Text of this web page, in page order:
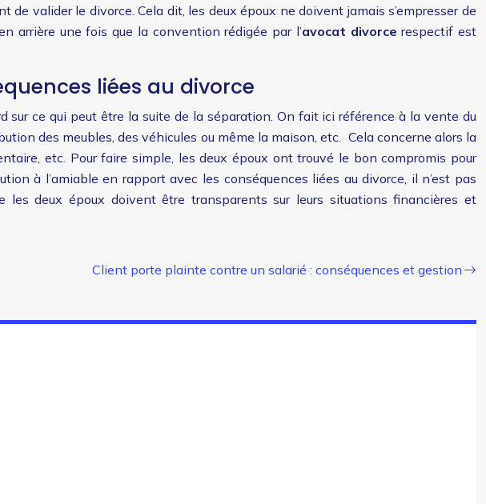
valider le divorce. Cela dit, les deux époux ne doivent jamais s’empresser de
arrière une fois que la convention rédigée par l’avocat divorce respectif est
liées au divorce
sur ce qui peut être la suite de la séparation. On fait ici référence à la vente du
des meubles, des véhicules ou même la maison, etc. Cela concerne alors la
etc. Pour faire simple, les deux époux ont trouvé le bon compromis pour
à l’amiable en rapport avec les conséquences liées au divorce, il n’est pas
les deux époux doivent être transparents sur leurs situations financières et
Client porte plainte contre un salarié : conséquences et gestion